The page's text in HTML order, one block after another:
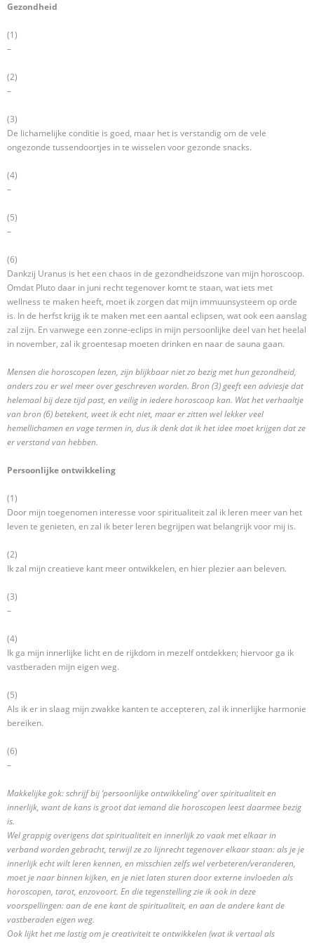
Gezondheid
(1)
–
(2)
–
(3)
De lichamelijke conditie is goed, maar het is verstandig om de vele
ongezonde tussendoortjes in te wisselen voor gezonde snacks.
(4)
–
(5)
–
(6)
Dankzij Uranus is het een chaos in de gezondheidszone van mijn horoscoop.
Omdat Pluto daar in juni recht tegenover komt te staan, wat iets met
wellness te maken heeft, moet ik zorgen dat mijn immuunsysteem op orde
is. In de herfst krijg ik te maken met een aantal eclipsen, wat ook een aanslag
zal zijn. En vanwege een zonne-eclips in mijn persoonlijke deel van het heelal
in november, zal ik groentesap moeten drinken en naar de sauna gaan.
Mensen die horoscopen lezen, zijn blijkbaar niet zo bezig met hun gezondheid,
anders zou er wel meer over geschreven worden. Bron (3) geeft een adviesje dat
helemaal bij deze tijd past, en veilig in iedere horoscoop kan. Wat het verhaaltje
van bron (6) betekent, weet ik echt niet, maar er zitten wel lekker veel
hemellichamen en vage termen in, dus ik denk dat ik het idee moet krijgen dat ze
er verstand van hebben.
Persoonlijke ontwikkeling
(1)
Door mijn toegenomen interesse voor spiritualiteit zal ik leren meer van het
leven te genieten, en zal ik beter leren begrijpen wat belangrijk voor mij is.
(2)
Ik zal mijn creatieve kant meer ontwikkelen, en hier plezier aan beleven.
(3)
–
(4)
Ik ga mijn innerlijke licht en de rijkdom in mezelf ontdekken; hiervoor ga ik
vastberaden mijn eigen weg.
(5)
Als ik er in slaag mijn zwakke kanten te accepteren, zal ik innerlijke harmonie
bereiken.
(6)
–
Makkelijke gok: schrijf bij ‘persoonlijke ontwikkeling’ over spiritualiteit en
innerlijk, want de kans is groot dat iemand die horoscopen leest daarmee bezig
is.
Wel grappig overigens dat spiritualiteit en innerlijk zo vaak met elkaar in
verband worden gebracht, terwijl ze zo lijnrecht tegenover elkaar staan: als je je
innerlijk echt wilt leren kennen, en misschien zelfs wel verbeteren/veranderen,
moet je naar binnen kijken, en je niet laten sturen door externe invloeden als
horoscopen, tarot, enzovoort. En die tegenstelling zie ik ook in deze
voorspellingen: aan de ene kant de spiritualiteit, en aan de andere kant de
vastberaden eigen weg.
Ook lijkt het me lastig om je creativiteit te ontwikkelen (wat ik vertaal als